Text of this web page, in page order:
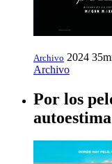
Archivo 2024
Archivo
Por los
autoestima